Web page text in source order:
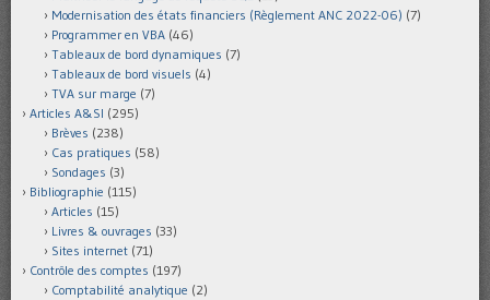
Modernisation des états financiers (Règlement ANC 2022-06) (7)
Programmer en VBA (46)
Tableaux de bord dynamiques (7)
Tableaux de bord visuels (4)
TVA sur marge (7)
Articles A&SI (295)
Brèves (238)
Cas pratiques (58)
Sondages (3)
Bibliographie (115)
Articles (15)
Livres & ouvrages (33)
Sites internet (71)
Contrôle des comptes (197)
Comptabilité analytique (2)